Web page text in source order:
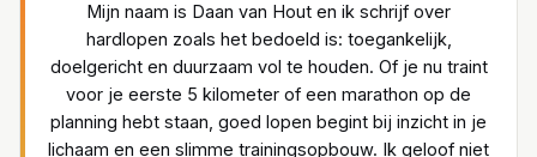
Mijn naam is Daan van Hout en ik schrijf over
hardlopen zoals het bedoeld is: toegankelijk,
doelgericht en duurzaam vol te houden. Of je nu traint
voor je eerste 5 kilometer of een marathon op de
planning hebt staan, goed lopen begint bij inzicht in je
lichaam en een slimme trainingsopbouw. Ik geloof niet